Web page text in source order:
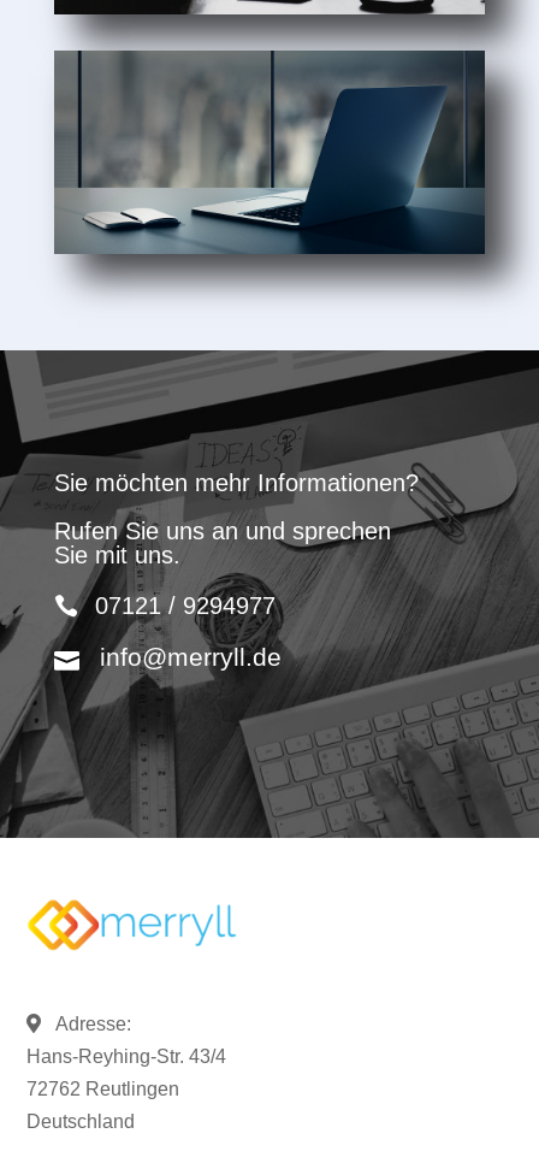
Sie möchten mehr Informationen?
Rufen Sie uns an und sprechen
Sie mit uns.
07121 / 9294977
info@merryll.de
Adresse:
Hans-Reyhing-Str. 43/4
72762 Reutlingen
Deutschland